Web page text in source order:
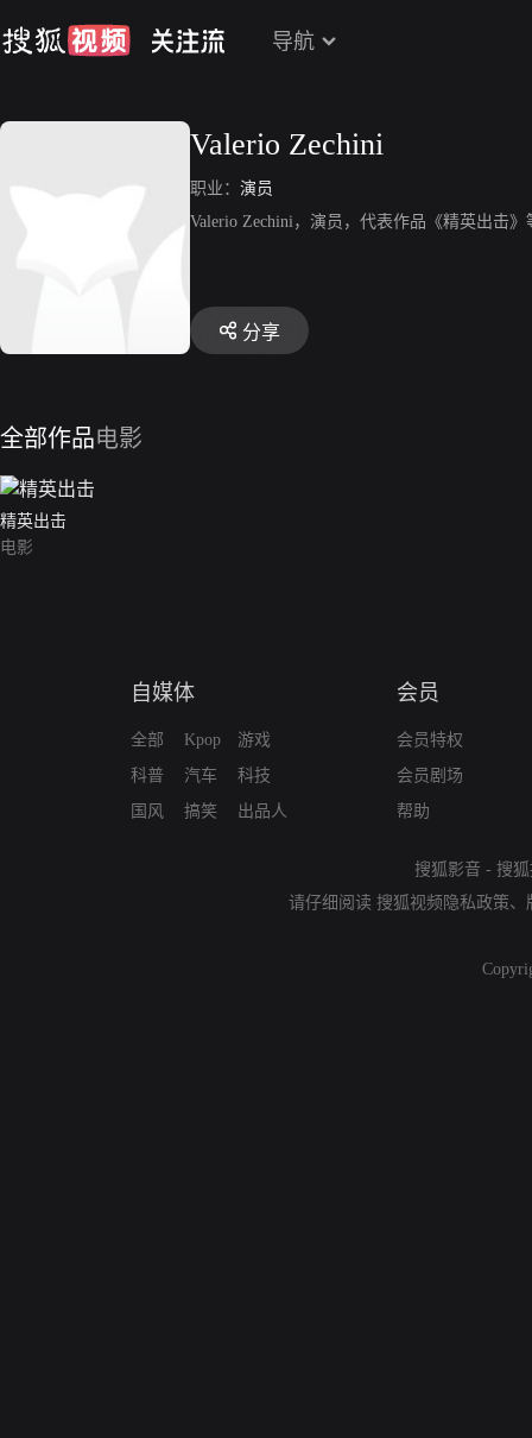
导航
Valerio Zechini
职业： 演员
Valerio Zechini，演员，代表作品《精英出击》
分享
全部作品电影
精英出击
电影
自媒体
全部
科普
国风
Kpop
汽车
搞笑
游戏
科技
出品人
会员
会员特权
会员剧场
帮助
搜狐影音 - 搜
请仔细阅读 搜狐视频隐私政策、